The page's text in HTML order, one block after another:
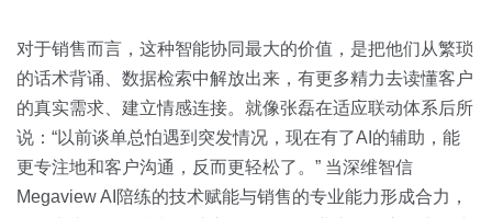
对于销售而言，这种智能协同最大的价值，是把他们从繁琐
的话术背诵、数据检索中解放出来，有更多精力去读懂客户
的真实需求、建立情感连接。就像张磊在适应联动体系后所
说：“以前谈单总怕遇到突发情况，现在有了AI的辅助，能
更专注地和客户沟通，反而更轻松了。” 当深维智信
Megaview AI陪练的技术赋能与销售的专业能力形成合力，